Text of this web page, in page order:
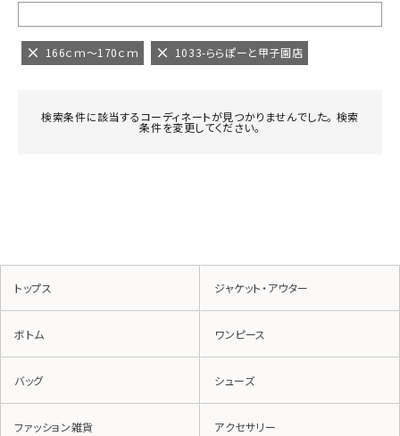
166ｃｍ～170ｃｍ 1033-ららぽーと甲子園店
検索条件に該当するコーディネートが見つかりませんでした。 検索
条件を変更してください。
トップス ジャケット・アウター
ボトム ワンピース
バッグ シューズ
ファッション雑貨 アクセサリー